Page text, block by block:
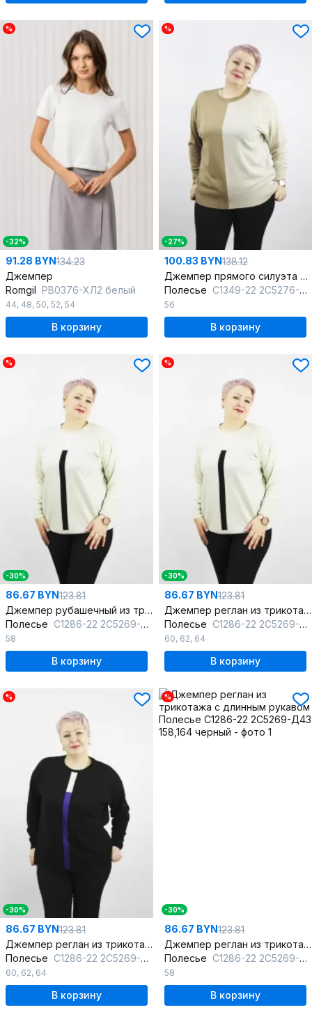
%
-32%
91.28 BYN134.23
Джемпер
Romgil РВ0376-ХЛ2 белый
44, 48, 50, 52, 54
В корзину
%
-27%
100.83 BYN138.12
Джемпер прямого силуэта из шерсти и трикотажа с круглым вырезом
Полесье С1349-22 2С5276-Д43 170,176 верблюжий
56
В корзину
%
-30%
86.67 BYN123.81
Джемпер рубашечный из трикотажа для демиса
Полесье С1286-22 2С5269-Д43 158,164 кокосовое_молоко
58
В корзину
%
-30%
86.67 BYN123.81
Джемпер реглан из трикотажа из хлопка в нейтральных тонах
Полесье С1286-22 2С5269-Д43 170,176 кокосовое_молоко
60, 62, 64
В корзину
%
-30%
86.67 BYN123.81
Джемпер реглан из трикотажа с длинным рукавом
Полесье С1286-22 2С5269-Д43 170,176 черный
60, 62, 64
В корзину
%
-30%
86.67 BYN123.81
Джемпер реглан из трикотажа с длинным рукавом
Полесье С1286-22 2С5269-Д43 158,164 черный
58
В корзину